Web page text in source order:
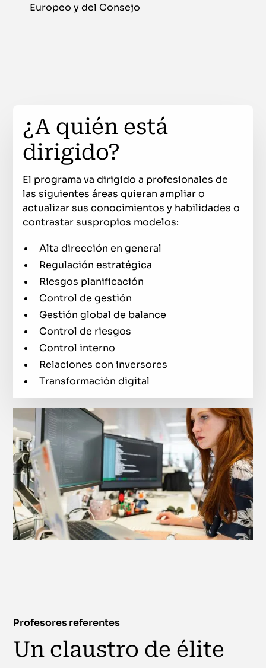
Europeo y del Consejo
¿A quién está
dirigido?
El programa va dirigido a profesionales de
las siguientes áreas quieran ampliar o
actualizar sus conocimientos y habilidades o
contrastar suspropios modelos:
Alta dirección en general
Regulación estratégica
Riesgos planificación
Control de gestión
Gestión global de balance
Control de riesgos
Control interno
Relaciones con inversores
Transformación digital
Profesores referentes
Un claustro de élite